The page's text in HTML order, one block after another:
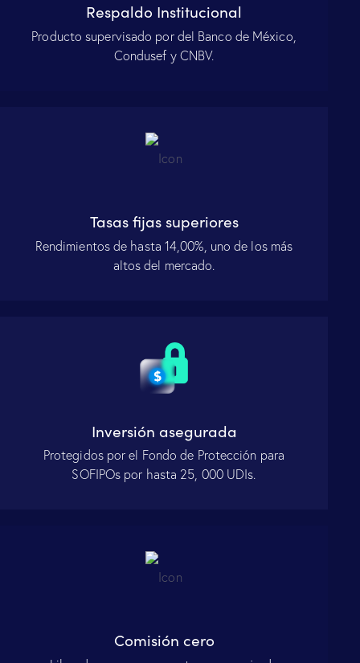
Respaldo Institucional
Producto supervisado por del Banco de México,
Condusef y CNBV.
Tasas fijas superiores
Rendimientos de hasta 14,00%, uno de los más
altos del mercado.
Inversión asegurada
Protegidos por el Fondo de Protección para
SOFIPOs por hasta 25, 000 UDIs.
Comisión cero